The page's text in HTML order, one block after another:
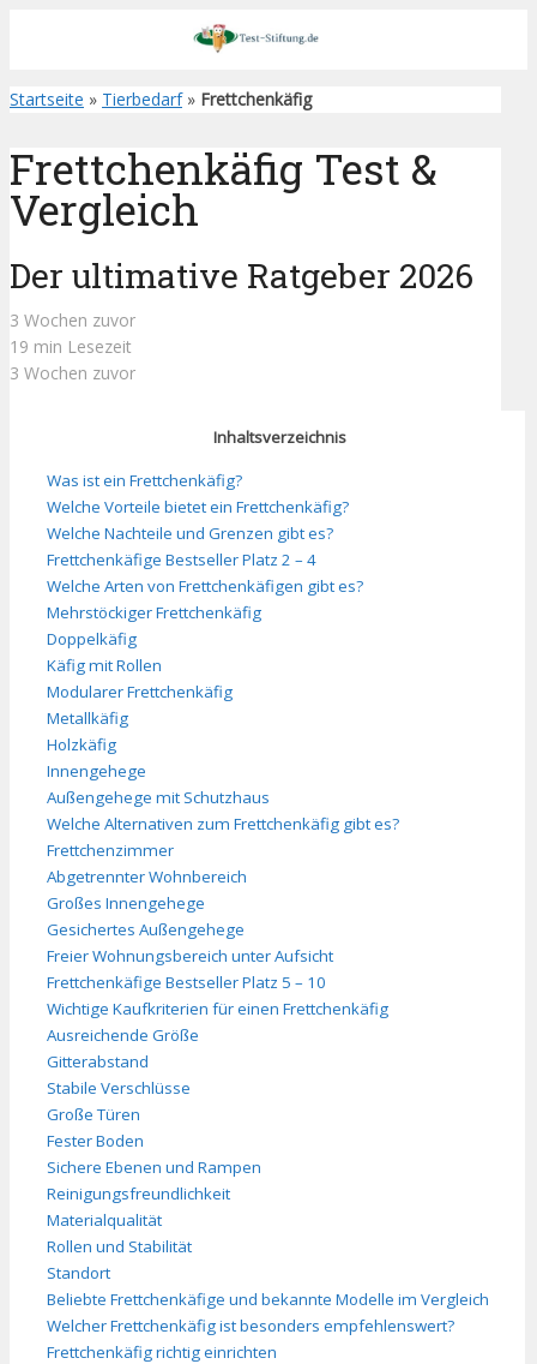
Startseite » Tierbedarf» Frettchenkäfig
Frettchenkäfig Test &
Vergleich
Der ultimative Ratgeber 2026
3 Wochen zuvor
19 min Lesezeit
3 Wochen zuvor
Inhaltsverzeichnis
Was ist ein Frettchenkäfig?
Welche Vorteile bietet ein Frettchenkäfig?
Welche Nachteile und Grenzen gibt es?
Frettchenkäfige Bestseller Platz 2 – 4
Welche Arten von Frettchenkäfigen gibt es?
Mehrstöckiger Frettchenkäfig
Doppelkäfig
Käfig mit Rollen
Modularer Frettchenkäfig
Metallkäfig
Holzkäfig
Innengehege
Außengehege mit Schutzhaus
Welche Alternativen zum Frettchenkäfig gibt es?
Frettchenzimmer
Abgetrennter Wohnbereich
Großes Innengehege
Gesichertes Außengehege
Freier Wohnungsbereich unter Aufsicht
Frettchenkäfige Bestseller Platz 5 – 10
Wichtige Kaufkriterien für einen Frettchenkäfig
Ausreichende Größe
Gitterabstand
Stabile Verschlüsse
Große Türen
Fester Boden
Sichere Ebenen und Rampen
Reinigungsfreundlichkeit
Materialqualität
Rollen und Stabilität
Standort
Beliebte Frettchenkäfige und bekannte Modelle im Vergleich
Welcher Frettchenkäfig ist besonders empfehlenswert?
Frettchenkäfig richtig einrichten